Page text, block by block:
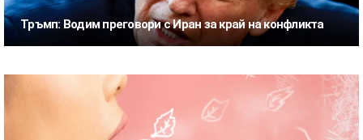
Тръмп: Водим преговори с Иран за край на конфликта